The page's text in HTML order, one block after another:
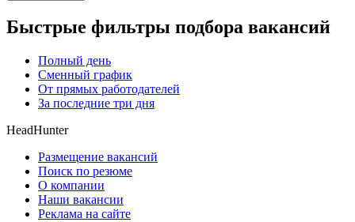
Быстрые фильтры подбора вакансий
Полный день
Сменный график
От прямых работодателей
За последние три дня
HeadHunter
Размещение вакансий
Поиск по резюме
О компании
Наши вакансии
Реклама на сайте